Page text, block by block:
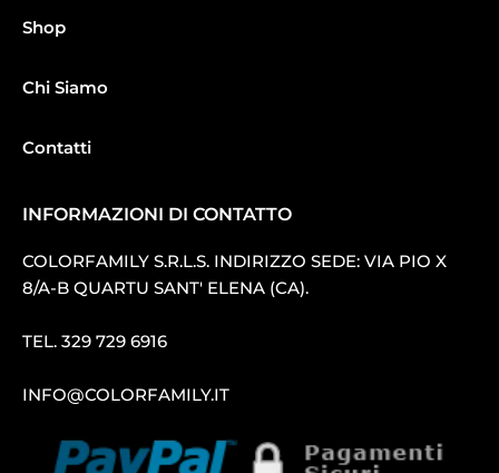
Shop
Chi Siamo
Contatti
INFORMAZIONI DI CONTATTO
COLORFAMILY S.R.L.S. INDIRIZZO SEDE: VIA PIO X
8/A-B QUARTU SANT′ ELENA (CA).
TEL. 329 729 6916
INFO@COLORFAMILY.IT